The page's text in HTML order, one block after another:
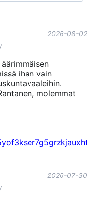
2026-08-02
ihan vain
molemmat
2026-07-30